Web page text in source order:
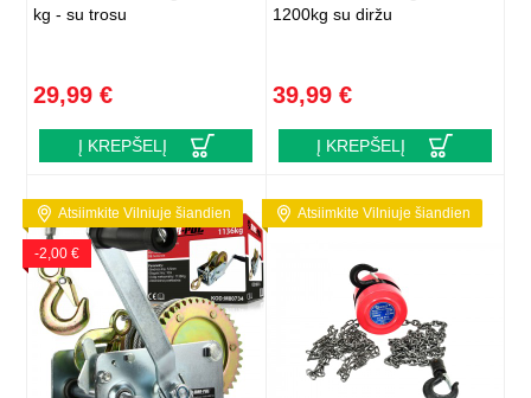
kg - su trosu
29,99 €
Į KREPŠELĮ
1200kg su diržu
39,99 €
Į KREPŠELĮ
Atsiimkite Vilniuje šiandien
-2,00 €
Atsiimkite Vilniuje šiandien